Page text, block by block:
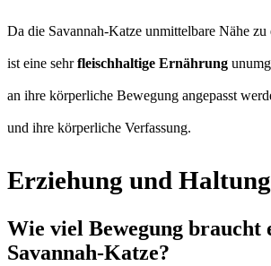
Da die Savannah-Katze unmittelbare Nähe
ist eine sehrfleischhaltige Ernährung
an ihre körperliche Bewegung angepasst
und ihre körperliche Verfassung.
Erziehung und Haltung
Wie viel Bewegung braucht
Savannah-Katze?